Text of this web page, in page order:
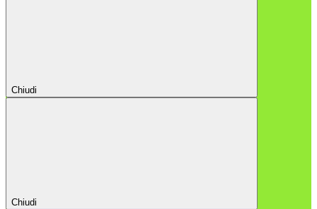
Chiudi
Chiudi